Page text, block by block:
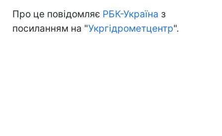
Про це повідомляє РБК-Україна з
посиланням на "Укргідрометцентр".